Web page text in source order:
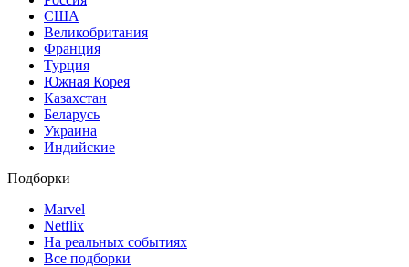
США
Великобритания
Франция
Турция
Южная Корея
Казахстан
Беларусь
Украина
Индийские
Подборки
Marvel
Netflix
На реальных событиях
Все подборки